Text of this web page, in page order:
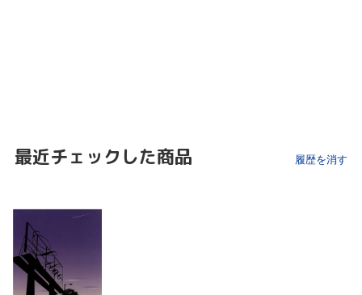
最近チェックした商品 履歴を消す